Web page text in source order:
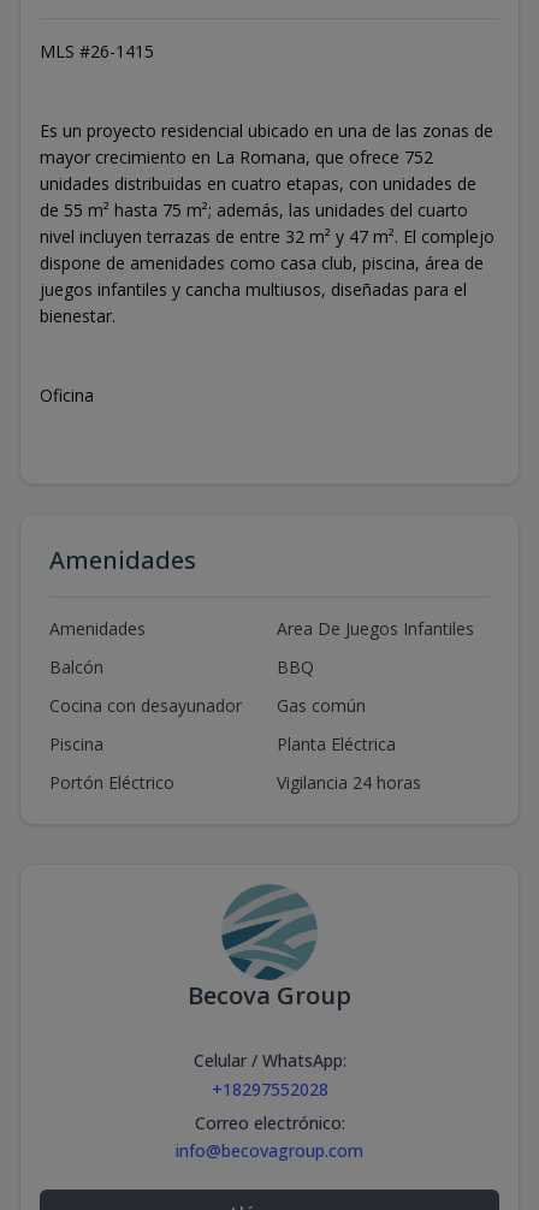
MLS #26-1415
Es un proyecto residencial ubicado en una de las zonas de
mayor crecimiento en La Romana, que ofrece 752
unidades distribuidas en cuatro etapas, con unidades de
de 55 m² hasta 75 m²; además, las unidades del cuarto
nivel incluyen terrazas de entre 32 m² y 47 m². El complejo
dispone de amenidades como casa club, piscina, área de
juegos infantiles y cancha multiusos, diseñadas para el
bienestar.
Oficina
Amenidades
Amenidades
Area De Juegos Infantiles
Balcón
BBQ
Cocina con desayunador
Gas común
Piscina
Planta Eléctrica
Portón Eléctrico
Vigilancia 24 horas
Becova Group
Celular / WhatsApp:
+18297552028
Correo electrónico:
info@becovagroup.com